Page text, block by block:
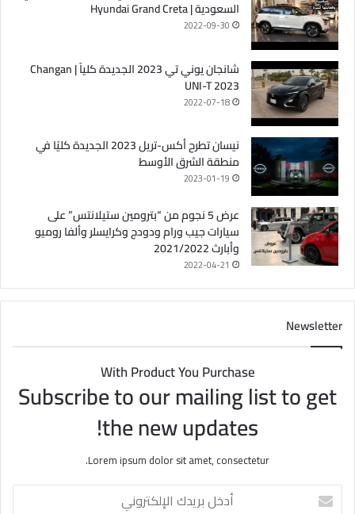
السعودية | Hyundai Grand Creta
2022-09-30
شانجان يوني تي 2023 الجديدة كلياً | Changan
UNI-T 2023
2022-07-18
نيسان تطرح أكس-تريل 2023 الجديدة كليًا في
منطقة الشرق الأوسط
2023-01-19
عرض 5 نجوم من “بترومين ستيلانتس” على
سيارات جيب ورام ودودج وكرايسلر وألفا روميو
وأبارث 2021/2022
2022-04-21
Newsletter
With Product You Purchase
Subscribe to our mailing list to get
the new updates!
Lorem ipsum dolor sit amet, consectetur.